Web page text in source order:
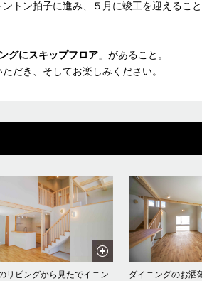
トン拍子に進み、５月に竣工を迎えるこ
グにスキップフロア 」があること。
だき、そしてお楽しみください。
リビングから見たでイニン
ダイニングのお洒